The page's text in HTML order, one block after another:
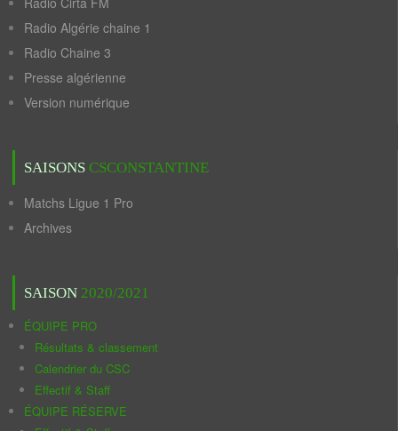
Radio Algérie chaine 1
Radio Chaine 3
Presse algérienne
Version numérique
SAISONS CSCONSTANTINE
Matchs Ligue 1 Pro
Archives
SAISON 2020/2021
ÉQUIPE PRO
Résultats & classement
Calendrier du CSC
Effectif & Staff
ÉQUIPE RÉSERVE